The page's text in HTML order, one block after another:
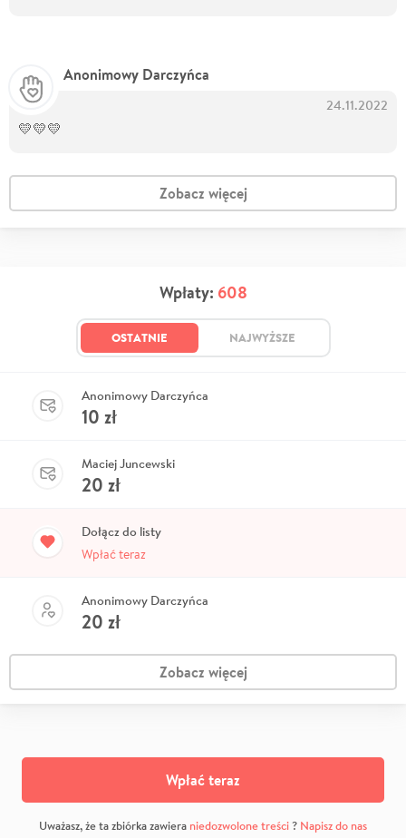
Anonimowy Darczyńca
24.11.2022
💛💛💛
Zobacz więcej
Wpłaty: 608
OSTATNIE NAJWYŻSZE
Anonimowy Darczyńca
10 zł
Maciej Juncewski
20 zł
Dołącz do listy
Wpłać teraz
Anonimowy Darczyńca
20 zł
Zobacz więcej
Wpłać teraz
Uważasz, że ta zbiórka zawiera niedozwolone treści? Napisz do nas